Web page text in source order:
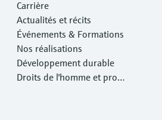
Carrière
Actualités et récits
Événements & Formations
Nos réalisations
Développement durable
Droits de l'homme et prote